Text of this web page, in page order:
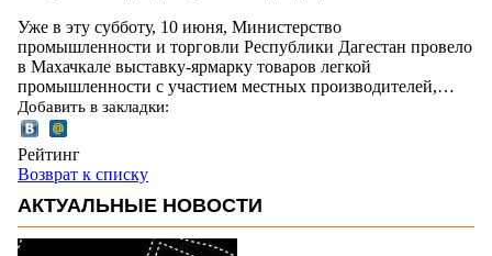
Уже в эту субботу, 10 июня, Министерство
промышленности и торговли Республики Дагестан провело
в Махачкале выставку-ярмарку товаров легкой
промышленности с участием местных производителей,…
Добавить в закладки:
Рейтинг
Возврат к списку
АКТУАЛЬНЫЕ НОВОСТИ